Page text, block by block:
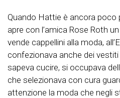
Quando Hattie è ancora poco
apre con l’amica Rose Roth
vende cappellini alla moda,
confezionava anche dei
sapeva cucire, si occupava
che selezionava con cura
attenzione la moda che negli